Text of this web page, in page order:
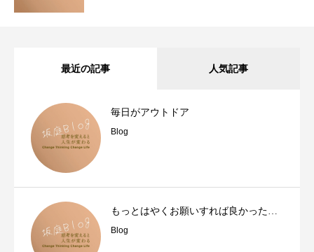
最近の記事 人気記事
毎日がアウトドア
Blog
もっとはやくお願いすれば良かった…
Blog